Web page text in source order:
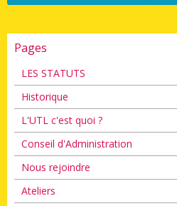
Pages
LES STATUTS
Historique
L'UTL c'est quoi ?
Conseil d'Administration
Nous rejoindre
Ateliers